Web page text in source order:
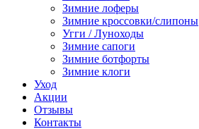
Зимние лоферы
Зимние кроссовки/слипоны
Угги / Луноходы
Зимние сапоги
Зимние ботфорты
Зимние клоги
Уход
Акции
Отзывы
Контакты